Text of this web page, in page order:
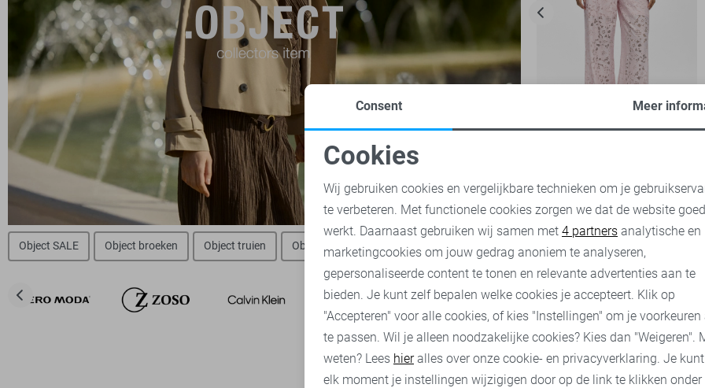
-50%
35,00
69,99
Object SALE Object broeken Object truien Object blouses Object t-shirts Object tops Object korte broeken
Noodzakelijke cookies
Analytische cookies Marketing cookies
Consent Meer
Cookies
Wij gebruiken cookies en vergelijkbare technieken om je
te verbeteren. Met functionele cookies zorgen we dat de website goed
werkt. Daarnaast gebruiken wij samen met 4 partners analytische en
marketingcookies om jouw gedrag anoniem te analyseren,
gepersonaliseerde content te tonen en relevante advertenties aan te
bieden. Je kunt zelf bepalen welke cookies je accepteert. Klik op
"Accepteren" voor alle cookies, of kies "Instellingen" om je voorkeuren
te passen. Wil je alleen noodzakelijke cookies? Kies dan "Weigeren".
weten? Lees hieralles over onze cookie- en privacyverklaring. Je
elk moment je instellingen wijzigigen door op de link te klikken onder